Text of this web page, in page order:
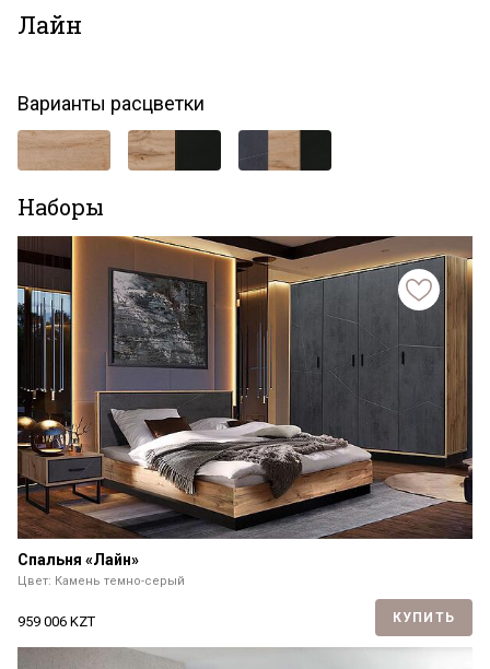
Лайн
Варианты расцветки
Наборы
Спальня «Лайн»
Цвет: Камень темно-серый
959 006 KZT КУПИТЬ